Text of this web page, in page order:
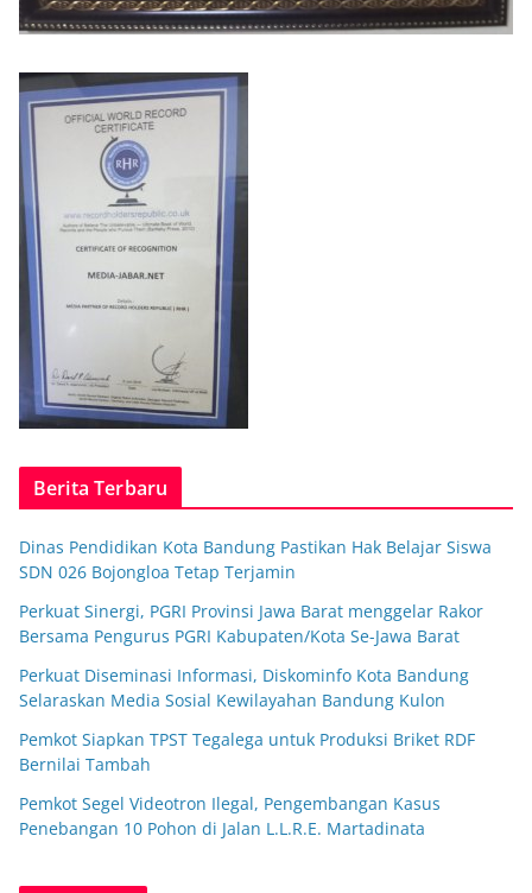
Berita Terbaru
Dinas Pendidikan Kota Bandung Pastikan Hak Belajar Siswa
SDN 026 Bojongloa Tetap Terjamin
Perkuat Sinergi, PGRI Provinsi Jawa Barat menggelar Rakor
Bersama Pengurus PGRI Kabupaten/Kota Se-Jawa Barat
Perkuat Diseminasi Informasi, Diskominfo Kota Bandung
Selaraskan Media Sosial Kewilayahan Bandung Kulon
Pemkot Siapkan TPST Tegalega untuk Produksi Briket RDF
Bernilai Tambah
Pemkot Segel Videotron Ilegal, Pengembangan Kasus
Penebangan 10 Pohon di Jalan L.L.R.E. Martadinata